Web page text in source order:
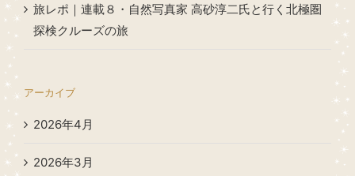
旅レポ｜連載８・自然写真家 高砂淳二氏と行く北極圏
探検クルーズの旅
アーカイブ
2026年4月
2026年3月